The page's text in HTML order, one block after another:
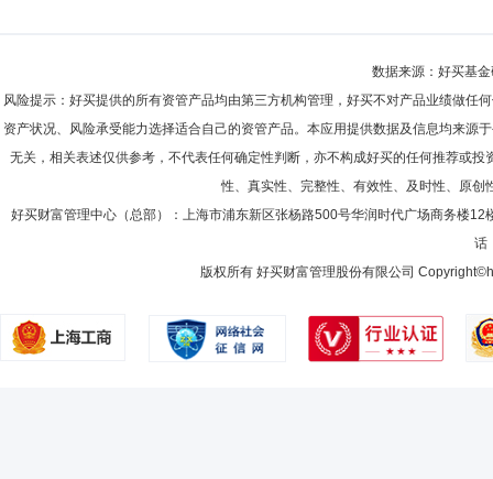
数据来源：好买基
风险提示：好买提供的所有资管产品均由第三方机构管理，好买不对产品业绩做
资产状况、风险承受能力选择适合自己的资管产品。本应用提供数据及信息均来
无关，相关表述仅供参考，不代表任何确定性判断，亦不构成好买的任何推荐或
性、真实性、完整性、有效性、及时性、原
好买财富管理中心（总部）：上海市浦东新区张杨路500号华润时代广场商务楼12
话
版权所有 好买财富管理股份有限公司